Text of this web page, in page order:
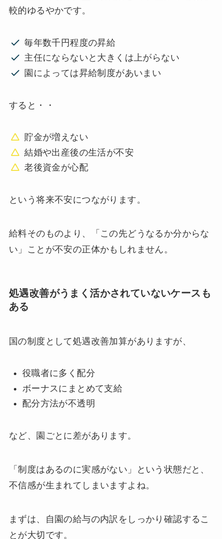
較的ゆるやかです。
毎年数千円程度の昇給
主任にならないと大きくは上がらない
園によっては昇給制度があいまい
すると・・
貯金が増えない
結婚や出産後の生活が不安
老後資金が心配
という将来不安につながります。
給料そのものより、「この先どうなるか分からな
い」ことが不安の正体かもしれません。
処遇改善がうまく活かされていないケースも
ある
国の制度として処遇改善加算がありますが、
役職者に多く配分
ボーナスにまとめて支給
配分方法が不透明
など、園ごとに差があります。
「制度はあるのに実感がない」という状態だと、
不信感が生まれてしまいますよね。
まずは、自園の給与の内訳をしっかり確認するこ
とが大切です。